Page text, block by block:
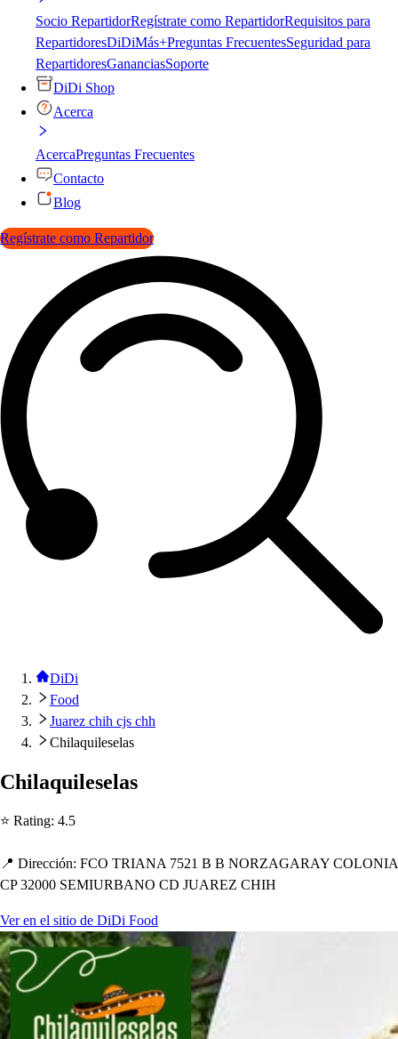
Socio RepartidorRegístrate como RepartidorRequisitos para
RepartidoresDiDiMás+Preguntas FrecuentesSeguridad para
RepartidoresGananciasSoporte
DiDi Shop
Acerca
AcercaPreguntas Frecuentes
Contacto
Blog
Regístrate como Repartidor
DiDi
Food
Juarez chih cjs chh
Chilaquileselas
Chilaquileselas
⭐ Rating: 4.5
📍 Dirección: FCO TRIANA 7521 B B NORZAGARAY COLONIA
CP 32000 SEMIURBANO CD JUAREZ CHIH
Ver en el sitio de DiDi Food